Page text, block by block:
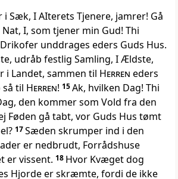
Sæk, I AIterets Tjenere, jamrer! Gå
I, som tjener min Gud! Thi
unddrages eders Guds Hus.
udråb festlig Samling, I Ældste,
i Landet, sammen til Herren eders
så til Herren! 15Ak, hvilken Dag! Thi
den kommer som Vold fra den
Føden gå tabt, vor Guds Hus tømt
17Sæden skrumper ind i den
er nedbrudt, Forrådshuse
er vissent. 18 Hvor Kvæget dog
Hjorde er skræmte, fordi de ikke